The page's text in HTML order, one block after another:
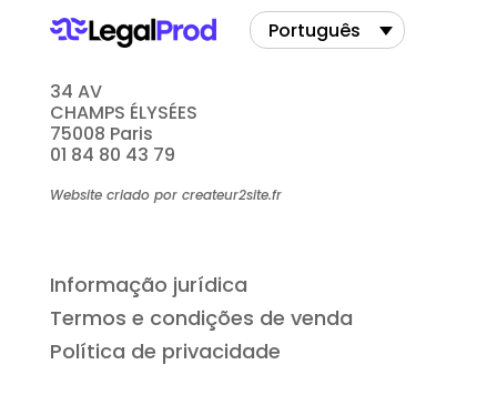
34 AV
CHAMPS ÉLYSÉES
75008 Paris
01 84 80 43 79
Website criado por createur2site.fr
Português
Informação jurídica
Termos e condições de venda
Política de privacidade